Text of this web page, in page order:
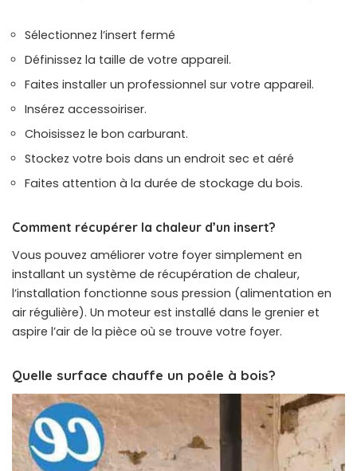
Sélectionnez l’insert fermé
Définissez la taille de votre appareil.
Faites installer un professionnel sur votre appareil.
Insérez accessoiriser.
Choisissez le bon carburant.
Stockez votre bois dans un endroit sec et aéré
Faites attention à la durée de stockage du bois.
Comment récupérer la chaleur d’un insert?
Vous pouvez améliorer votre foyer simplement en
installant un système de récupération de chaleur,
l’installation fonctionne sous pression (alimentation en
air régulière). Un moteur est installé dans le grenier et
aspire l’air de la pièce où se trouve votre foyer.
Quelle surface chauffe un poêle à bois?